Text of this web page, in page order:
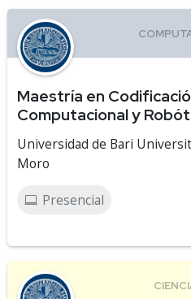
Maestría en
Computacional y
Universidad de Bari
Moro
Presencial